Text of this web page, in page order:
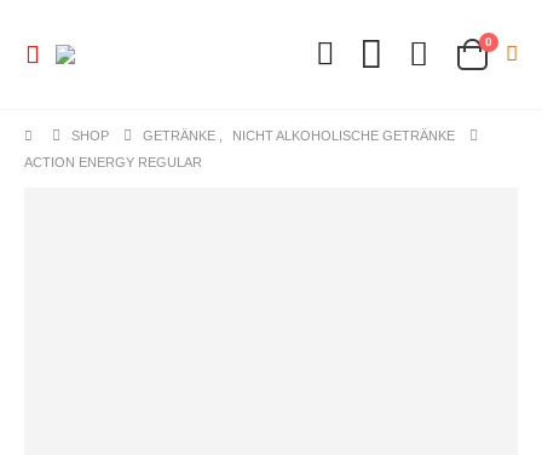
0
SHOP GETRÄNKE
NICHT ALKOHOLISCHE GETRÄNKE
ACTION ENERGY REGULAR